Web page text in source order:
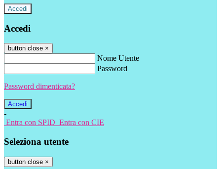
Accedi
Accedi
button close ×
Nome Utente
Password
Password dimenticata?
-
Entra con SPID Entra con CIE
Seleziona utente
button close ×